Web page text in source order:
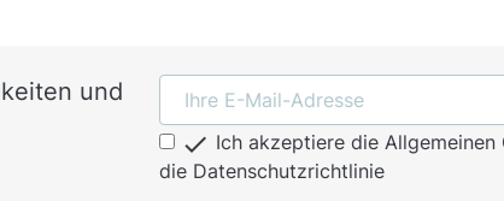
und
 Ich akzeptiere die
die Datenschutzrichtlinie